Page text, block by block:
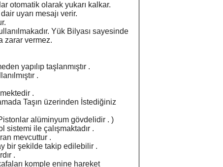
otomatik olarak yukarı kalkar.
uyarı mesajı verir.
Yük Bilyası sayesinde
zarar vermez.
yapılıp taşlanmıştır .
.
.
Taşın üzerinden İstediğiniz
alüminyum gövdelidir . )
sistemi ile çalışmaktadır .
mevcuttur .
bir şekilde takip edilebilir .
.
komple enine hareket